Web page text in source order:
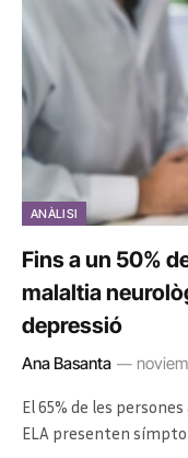
ANÀLISI
Fins a un 50%
malaltia
depressió
Ana Basanta
El 65% de les
ELA presenten